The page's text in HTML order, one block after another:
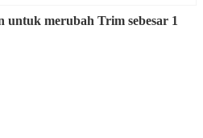
merubah Trim sebesar 1